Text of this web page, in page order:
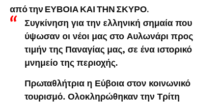
από την ΕΥΒΟΙΑ ΚΑΙ ΤΗΝ ΣΚΥΡΟ.
Συγκίνηση για την ελληνική σημαία που
ύψωσαν οι νέοι μας στο Αυλωνάρι προς
τιμήν της Παναγίας μας, σε ένα ιστορικό
μνημείο της περιοχής.
Πρωταθλήτρια η Εύβοια στον κοινωνικό
τουρισμό. Ολοκληρώθηκαν την Τρίτη